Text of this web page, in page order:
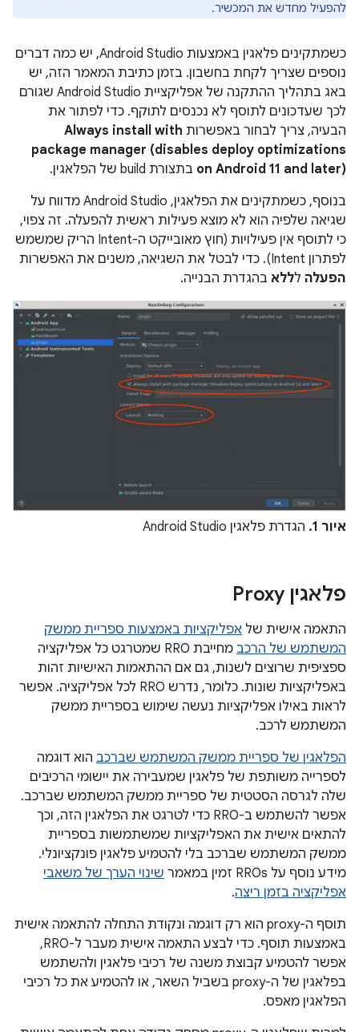
להפעיל מחדש את המכשיר.
כשמתקינים פלאגין באמצעות Android Studio, יש כמה דברים
נוספים שצריך לקחת בחשבון. בזמן כתיבת המאמר הזה, יש
באג בתהליך ההתקנה של אפליקציית Android Studio שגורם
לכך שעדכונים לתוסף לא נכנסים לתוקף. כדי לפתור את
הבעיה, צריך לבחור באפשרות Always install with
package manager (disables deploy optimizations
on Android 11 and later) בתצורת build של הפלאגין.
בנוסף, כשמתקינים את הפלאגין, Android Studio מדווח על
שגיאה שלפיה הוא לא מוצא פעילות ראשית להפעלה. זה צפוי,
כי לתוסף אין פעילויות (חוץ מאובייקט ה-Intent הריק שמשמש
לפתרון Intent). כדי לבטל את השגיאה, משנים את האפשרות
הפעלה לללא בהגדרת הבנייה.
איור 1. הגדרת פלאגין Android Studio
פלאגין Proxy
התאמה אישית של אפליקציות באמצעות ספריית ממשק
המשתמש של הרכב
מחייבת RRO שמטרגט כל אפליקציה
ספציפית שרוצים לשנות, גם אם ההתאמות האישיות זהות
באפליקציות שונות. כלומר, נדרש RRO לכל אפליקציה. אפשר
לראות באילו אפליקציות נעשה שימוש בספריית ממשק
המשתמש לרכב.
הפלאגין של ספריית ממשק המשתמש שברכב הוא דוגמה
לספרייה משותפת של פלאגין שמעבירה את יישומי הרכיבים
שלה לגרסה הסטטית של ספריית ממשק המשתמש שברכב.
אפשר להשתמש ב-RRO כדי לטרגט את הפלאגין הזה, וכך
להתאים אישית את האפליקציות שמשתמשות בספריית
ממשק המשתמש שברכב בלי להטמיע פלאגין פונקציונלי.
מידע נוסף על RROs זמין במאמר
שינוי הערך של משאבי
אפליקציה בזמן ריצה.
תוסף ה-proxy הוא רק דוגמה ונקודת התחלה להתאמה אישית
באמצעות תוסף. כדי לבצע התאמה אישית מעבר ל-RRO,
אפשר להטמיע קבוצת משנה של רכיבי פלאגין ולהשתמש
בפלאגין של ה-proxy בשביל השאר, או להטמיע את כל רכיבי
הפלאגין מאפס.